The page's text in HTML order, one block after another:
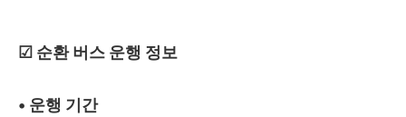
☑︎ 순환 버스 운행 정보
• 운행 기간